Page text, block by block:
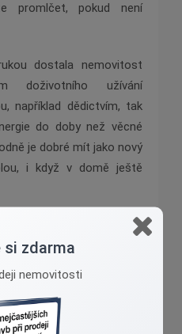
promlčet, pokud není
dostala nemovitost
doživotního užívání
například dědictvím, tak
do doby než věcné
je dobré mít jako nový
i když v domě ještě
zdarma
nemovitosti